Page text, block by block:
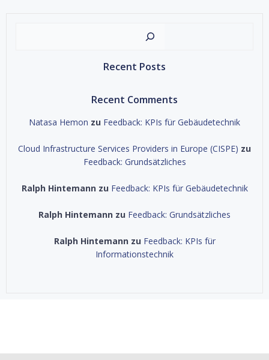
Recent Posts
Recent Comments
Natasa Hemon zu Feedback: KPIs für Gebäudetechnik
Cloud Infrastructure Services Providers in Europe (CISPE) zu
Feedback: Grundsätzliches
Ralph Hintemannzu Feedback: KPIs für Gebäudetechnik
Ralph Hintemann zu Feedback: Grundsätzliches
Ralph Hintemannzu Feedback: KPIs für
Informationstechnik